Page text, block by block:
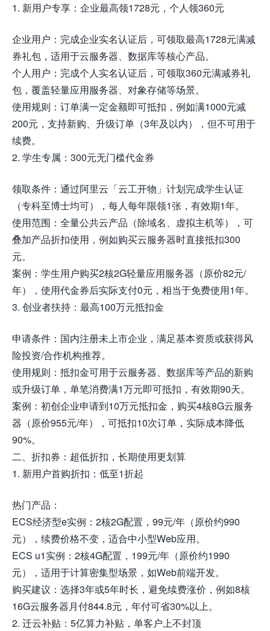
1. 新用户专享：企业最高领1728元，个人领360元
企业用户：完成企业实名认证后，可领取最高1728元满减
券礼包，适用于云服务器、数据库等核心产品。
个人用户：完成个人实名认证后，可领取360元满减券礼
包，覆盖轻量应用服务器、对象存储等场景。
使用规则：订单满一定金额即可抵扣，例如满1000元减
200元，支持新购、升级订单（3年及以内），但不可用于
续费。
2. 学生专属：300元无门槛代金券
领取条件：通过阿里云「云工开物」计划完成学生认证
（专科至博士均可），每人每年限领1张，有效期1年。
使用范围：全量公共云产品（除域名、虚拟主机等），可
叠加产品折扣使用，例如购买云服务器时直接抵扣300
元。
案例：学生用户购买2核2G轻量应用服务器（原价82元/
年），使用代金券后实际支付0元，相当于免费使用1年。
3. 创业者扶持：最高100万元抵扣金
申请条件：国内注册未上市企业，满足基本资质或获得风
险投资/合作机构推荐。
使用规则：抵扣金可用于云服务器、数据库等产品的新购
或升级订单，单笔消费满1万元即可抵扣，有效期90天。
案例：初创企业申请到10万元抵扣金，购买4核8G云服务
器（原价955元/年），可抵扣10次订单，实际成本降低
90%。
二、折扣券：超低折扣，长期使用更划算
1. 新用户首购折扣：低至1折起
热门产品：
ECS经济型e实例：2核2G配置，99元/年（原价约990
元），续费价格不变，适合中小型Web应用。
ECS u1实例：2核4G配置，199元/年（原价约1990
元），适用于计算密集型场景，如Web前端开发。
购买建议：选择3年或5年时长，避免续费涨价，例如8核
16G云服务器月付844.8元，年付可省30%以上。
2. 迁云补贴：5亿算力补贴，单客户上不封顶